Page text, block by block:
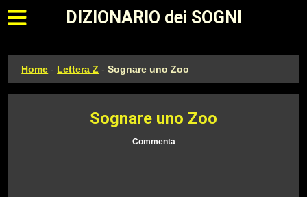
Apri il menu principale
DIZIONARIO dei SOGNI
Home - Lettera Z -Sognare uno Zoo
Sognare uno Zoo
Commenta